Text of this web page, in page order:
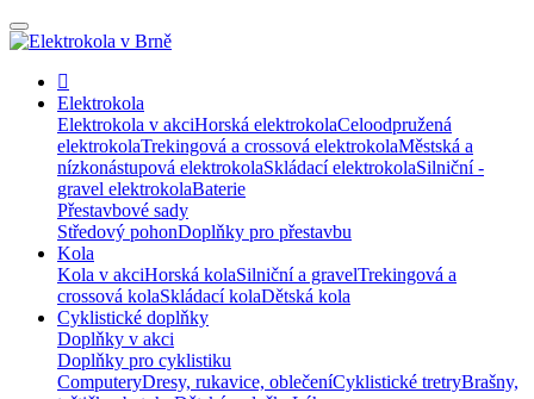
Elektrokola
Elektrokola v akciHorská elektrokolaCeloodpružená
elektrokolaTrekingová a crossová elektrokolaMěstská a
nízkonástupová elektrokolaSkládací elektrokolaSilniční -
gravel elektrokolaBaterie
Přestavbové sady
Středový pohonDoplňky pro přestavbu
Kola
Kola v akciHorská kolaSilniční a gravelTrekingová a
crossová kolaSkládací kolaDětská kola
Cyklistické doplňky
Doplňky v akci
Doplňky pro cyklistiku
ComputeryDresy, rukavice, oblečeníCyklistické tretryBrašny,